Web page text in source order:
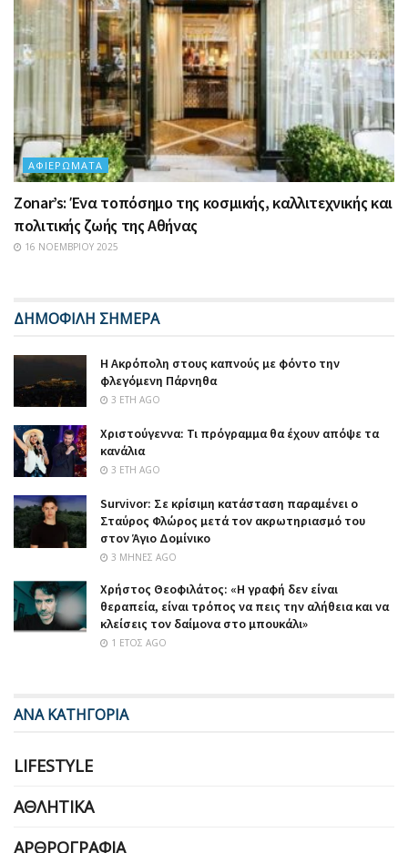
ΑΦΙΕΡΏΜΑΤΑ
Zonar’s: Ένα τοπόσημο της κοσμικής, καλλιτεχνικής και
πολιτικής ζωής της Αθήνας
16 ΝΟΕΜΒΡΊΟΥ 2025
ΔΗΜΟΦΙΛΗ ΣΗΜΕΡΑ
Η Ακρόπολη στους καπνούς με φόντο την
φλεγόμενη Πάρνηθα
3 ΈΤΗ AGO
Χριστούγεννα: Τι πρόγραμμα θα έχουν απόψε τα
κανάλια
3 ΈΤΗ AGO
Survivor: Σε κρίσιμη κατάσταση παραμένει ο
Σταύρος Φλώρος μετά τον ακρωτηριασμό του
στον Άγιο Δομίνικο
3 ΜΉΝΕΣ AGO
Χρήστος Θεοφιλάτος: «Η γραφή δεν είναι
θεραπεία, είναι τρόπος να πεις την αλήθεια και να
κλείσεις τον δαίμονα στο μπουκάλι»
1 ΈΤΟΣ AGO
ΑΝΑ ΚΑΤΗΓΟΡΙΑ
LIFESTYLE
ΑΘΛΗΤΙΚΆ
ΑΡΘΡΟΓΡΑΦΊΑ